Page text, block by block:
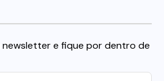
newsletter e fique por dentro de